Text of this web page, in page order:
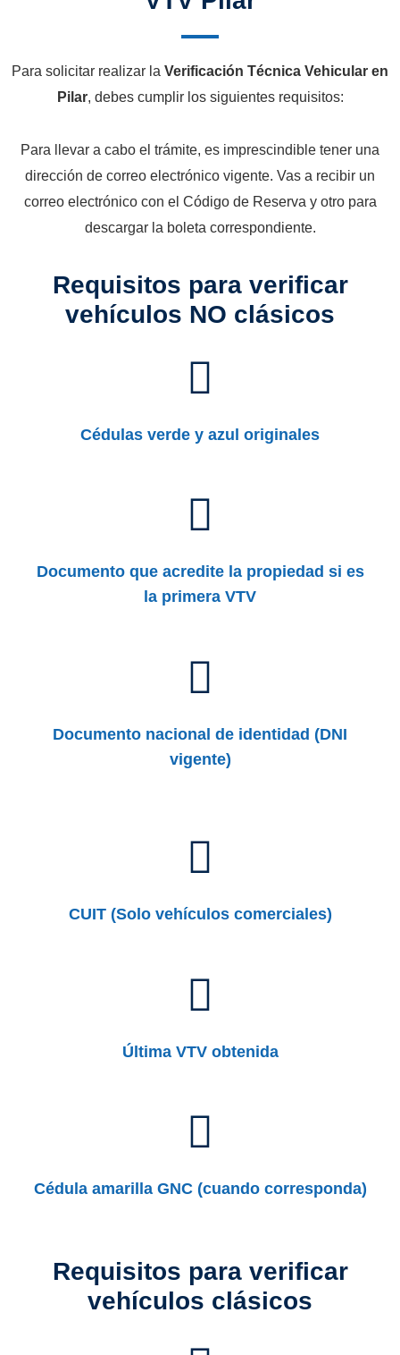
Para solicitar realizar la Verificación Técnica Vehicular en
Pilar, debes cumplir los siguientes requisitos:
Para llevar a cabo el trámite, es imprescindible tener una
dirección de correo electrónico vigente. Vas a recibir un
correo electrónico con el Código de Reserva y otro para
descargar la boleta correspondiente.
Requisitos para verificar
vehículos NO clásicos
Cédulas verde y azul originales
Documento que acredite la propiedad si es
la primera VTV
Documento nacional de identidad (DNI
vigente)
CUIT (Solo vehículos comerciales)
Última VTV obtenida
Cédula amarilla GNC (cuando corresponda)
Requisitos para verificar
vehículos clásicos